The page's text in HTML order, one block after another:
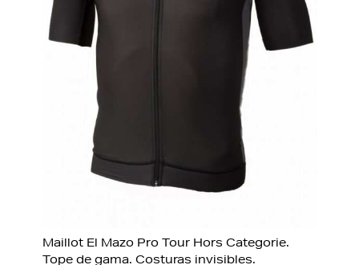
Maillot El Mazo Pro Tour Hors Categorie.
Tope de gama. Costuras invisibles.